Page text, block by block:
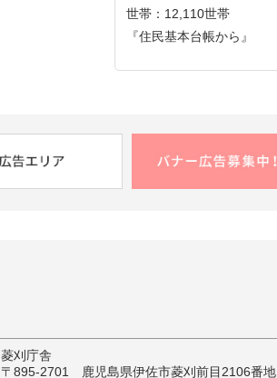
世帯：12,110世帯
『住民基本台帳から』
菱刈庁舎
〒895-2701 鹿児島県伊佐市菱刈前目2106番地